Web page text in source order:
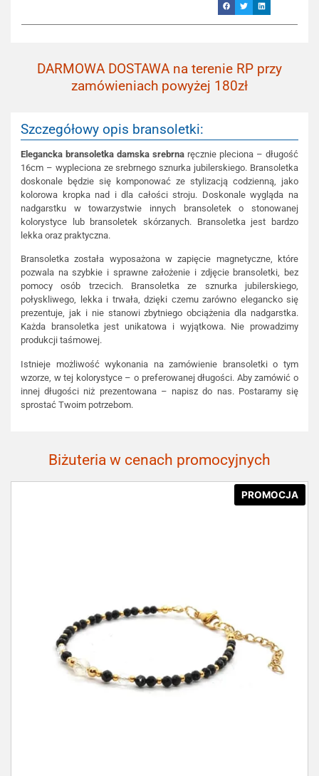
DARMOWA DOSTAWA na terenie RP przy
zamówieniach powyżej 180zł
Szczegółowy opis bransoletki:
Elegancka bransoletka damska srebrna ręcznie pleciona – długość
16cm – wypleciona ze srebrnego sznurka jubilerskiego. Bransoletka
doskonale będzie się komponować ze stylizacją codzienną, jako
kolorowa kropka nad i dla całości stroju. Doskonale wygląda na
nadgarstku w towarzystwie innych bransoletek o stonowanej
kolorystyce lub bransoletek skórzanych. Bransoletka jest bardzo
lekka oraz praktyczna.
Bransoletka została wyposażona w zapięcie magnetyczne, które
pozwala na szybkie i sprawne założenie i zdjęcie bransoletki, bez
pomocy osób trzecich. Bransoletka ze sznurka jubilerskiego,
połyskliwego, lekka i trwała, dzięki czemu zarówno elegancko się
prezentuje, jak i nie stanowi zbytniego obciążenia dla nadgarstka.
Każda bransoletka jest unikatowa i wyjątkowa. Nie prowadzimy
produkcji taśmowej.
Istnieje możliwość wykonania na zamówienie bransoletki o tym
wzorze, w tej kolorystyce – o preferowanej długości. Aby zamówić o
innej długości niż prezentowana – napisz do nas. Postaramy się
sprostać Twoim potrzebom.
Biżuteria w cenach promocyjnych
PROMOCJA